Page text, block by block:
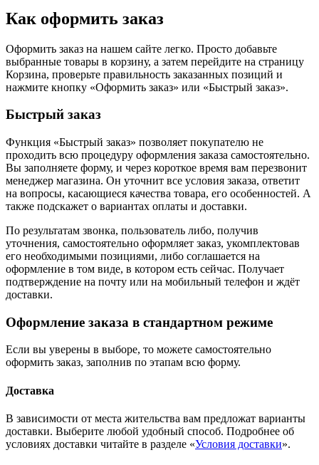
Как оформить заказ
Оформить заказ на нашем сайте легко. Просто добавьте
выбранные товары в корзину, а затем перейдите на страницу
Корзина, проверьте правильность заказанных позиций и
нажмите кнопку «Оформить заказ» или «Быстрый заказ».
Быстрый заказ
Функция «Быстрый заказ» позволяет покупателю не
проходить всю процедуру оформления заказа самостоятельно.
Вы заполняете форму, и через короткое время вам перезвонит
менеджер магазина. Он уточнит все условия заказа, ответит
на вопросы, касающиеся качества товара, его особенностей. А
также подскажет о вариантах оплаты и доставки.
По результатам звонка, пользователь либо, получив
уточнения, самостоятельно оформляет заказ, укомплектовав
его необходимыми позициями, либо соглашается на
оформление в том виде, в котором есть сейчас. Получает
подтверждение на почту или на мобильный телефон и ждёт
доставки.
Оформление заказа в стандартном режиме
Если вы уверены в выборе, то можете самостоятельно
оформить заказ, заполнив по этапам всю форму.
Доставка
В зависимости от места жительства вам предложат варианты
доставки. Выберите любой удобный способ. Подробнее об
условиях доставки читайте в разделе «Условия доставки».